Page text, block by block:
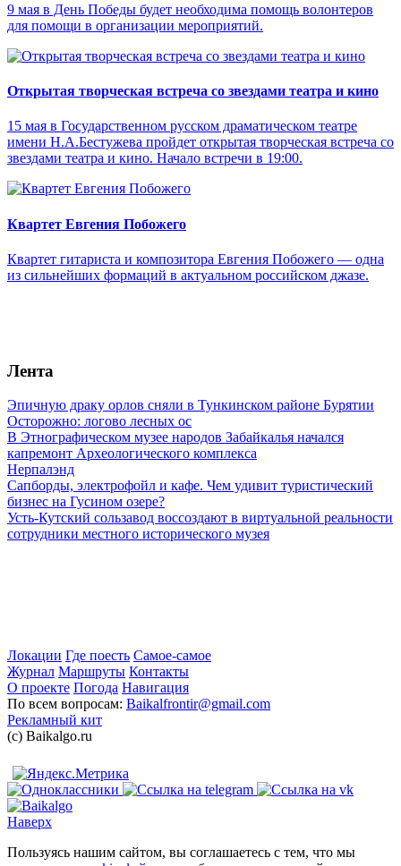
9 мая в День Победы будет необходима помощь волонтеров
для помощи в организации мероприятий.
Открытая творческая встреча со звездами театра и кино
15 мая в Государственном русском драматическом театре
имени Н.А.Бестужева пройдет открытая творческая встреча со
звездами театра и кино. Начало встречи в 19:00.
Квартет Евгения Побожего
Квартет гитариста и композитора Евгения Побожего — одна
из сильнейших формаций в актуальном российском джазе.
Лента
Эпичную драку орлов сняли в Тункинском районе Бурятии
Осторожно: логово лесных ос
В Этнографическом музее народов Забайкалья начался
капремонт Археологического комплекса
Нерпалэнд
Сапборды, электрофойл и кафе. Чем удивит туристический
бизнес на Гусином озере?
Усть-Кутский сользавод воссоздают в виртуальной реальности
сотрудники местного исторического музея
Локации Где поесть Самое-самое
Журнал Маршруты Контакты
О проекте Погода Навигация
По всем вопросам: Baikalfrontir@gmail.com
Рекламный кит
(с) Baikalgo.ru
Наверх
Пользуясь нашим сайтом, вы соглашаетесь с тем, что мы